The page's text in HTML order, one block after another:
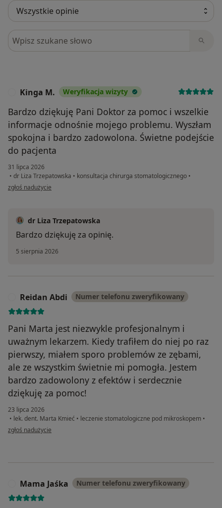
Szukaj w opiniach
Kinga M. Weryfikacja wizyty
Bardzo dziękuję Pani Doktor za pomoc i wszelkie
informacje odnośnie mojego problemu. Wyszłam
spokojna i bardzo zadowolona. Świetne podejście
do pacjenta
31 lipca 2026
• dr Liza Trzepatowska • konsultacja chirurga stomatologicznego •
w opinii użytkownika Kinga M.
zgłoś nadużycie
dr Liza Trzepatowska
Bardzo dziękuję za opinię.
5 sierpnia 2026
Reidan Abdi Numer telefonu zweryfikowany
Pani Marta jest niezwykle profesjonalnym i
uważnym lekarzem. Kiedy trafiłem do niej po raz
pierwszy, miałem sporo problemów ze zębami,
ale ze wszystkim świetnie mi pomogła. Jestem
bardzo zadowolony z efektów i serdecznie
dziękuję za pomoc!
23 lipca 2026
• lek. dent. Marta Kmieć • leczenie stomatologiczne pod mikroskopem •
w opinii użytkownika Reidan Abdi
zgłoś nadużycie
Mama Jaśka Numer telefonu zweryfikowany